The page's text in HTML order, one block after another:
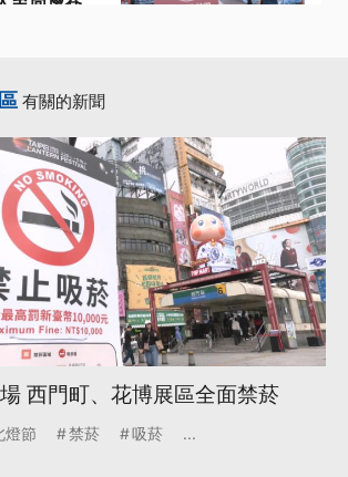
有關的新聞
西門町、花博展區全面禁菸
燈節 禁菸 吸菸 ...